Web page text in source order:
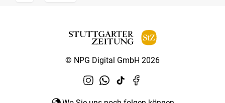
© NPG Digital GmbH 2026